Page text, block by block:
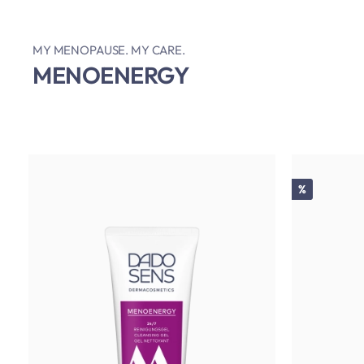
MY MENOPAUSE. MY CARE.
MENOENERGY
Réduction
%